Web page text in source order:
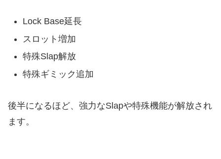
Lock Base延長
スロット増加
特殊Slap解放
特殊ギミック追加
後半になるほど、強力なSlapや特殊機能が解放され
ます。